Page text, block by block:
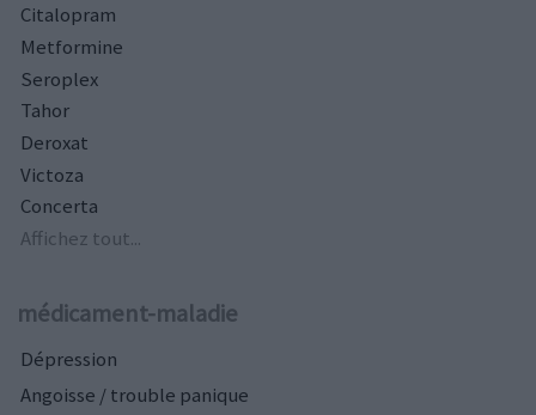
Citalopram
Metformine
Seroplex
Tahor
Deroxat
Victoza
Concerta
Affichez tout...
médicament-maladie
Dépression
Angoisse / trouble panique